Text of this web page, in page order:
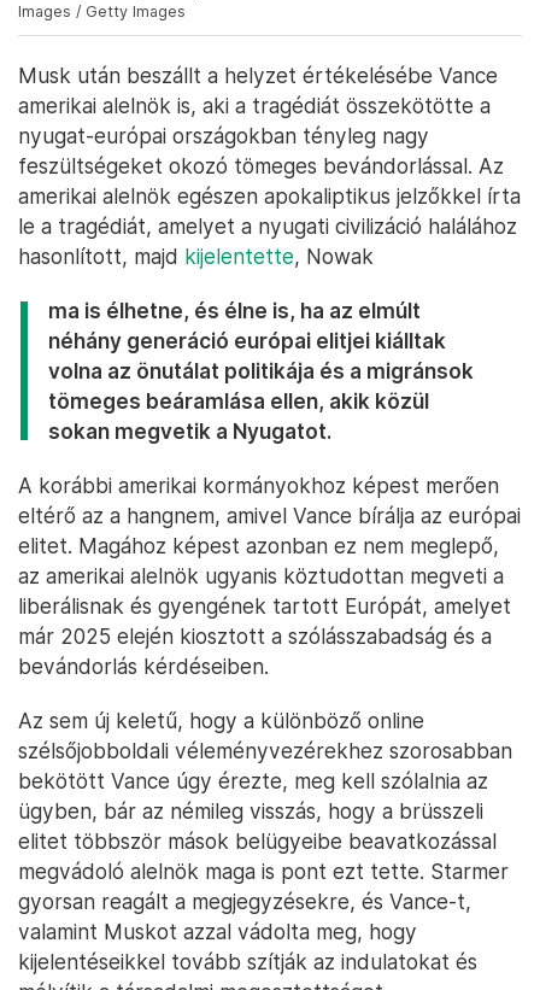
Images / Getty Images
Musk után beszállt a helyzet értékelésébe Vance
amerikai alelnök is, aki a tragédiát összekötötte a
nyugat-európai országokban tényleg nagy
feszültségeket okozó tömeges bevándorlással. Az
amerikai alelnök egészen apokaliptikus jelzőkkel írta
le a tragédiát, amelyet a nyugati civilizáció halálához
hasonlított, majd kijelentette, Nowak
ma is élhetne, és élne is, ha az elmúlt
néhány generáció európai elitjei kiálltak
volna az önutálat politikája és a migránsok
tömeges beáramlása ellen, akik közül
sokan megvetik a Nyugatot.
A korábbi amerikai kormányokhoz képest merően
eltérő az a hangnem, amivel Vance bírálja az európai
elitet. Magához képest azonban ez nem meglepő,
az amerikai alelnök ugyanis köztudottan megveti a
liberálisnak és gyengének tartott Európát, amelyet
már 2025 elején kiosztott a szólásszabadság és a
bevándorlás kérdéseiben.
Az sem új keletű, hogy a különböző online
szélsőjobboldali véleményvezérekhez szorosabban
bekötött Vance úgy érezte, meg kell szólalnia az
ügyben, bár az némileg visszás, hogy a brüsszeli
elitet többször mások belügyeibe beavatkozással
megvádoló alelnök maga is pont ezt tette. Starmer
gyorsan reagált a megjegyzésekre, és Vance-t,
valamint Muskot azzal vádolta meg, hogy
kijelentéseikkel tovább szítják az indulatokat és